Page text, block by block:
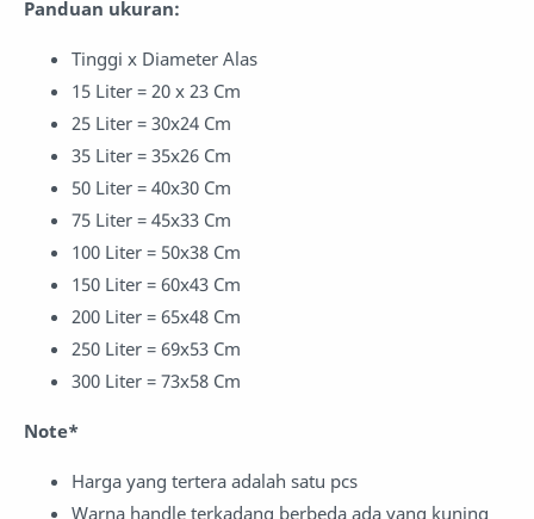
Panduan ukuran:
Tinggi x Diameter Alas
15 Liter = 20 x 23 Cm
25 Liter = 30x24 Cm
35 Liter = 35x26 Cm
50 Liter = 40x30 Cm
75 Liter = 45x33 Cm
100 Liter = 50x38 Cm
150 Liter = 60x43 Cm
200 Liter = 65x48 Cm
250 Liter = 69x53 Cm
300 Liter = 73x58 Cm
Note*
Harga yang tertera adalah satu pcs
Warna handle terkadang berbeda ada yang kuning